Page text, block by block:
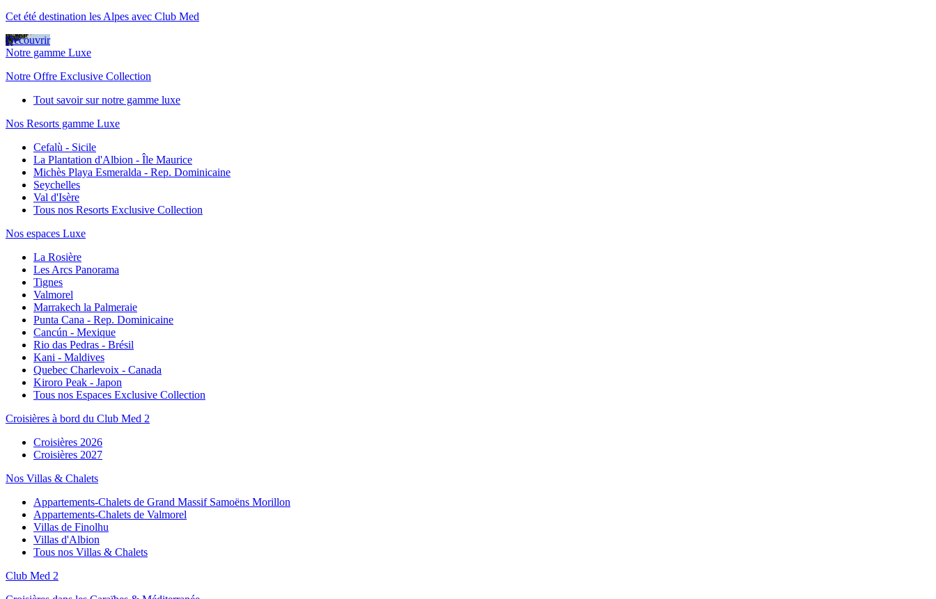
Cet été destination les Alpes avec Club Med
Découvrir
Notre gamme Luxe
Notre Offre Exclusive Collection
Tout savoir sur notre gamme luxe
Nos Resorts gamme Luxe
Cefalù - Sicile
La Plantation d'Albion - Île Maurice
Michès Playa Esmeralda - Rep. Dominicaine
Seychelles
Val d'Isère
Tous nos Resorts Exclusive Collection
Nos espaces Luxe
La Rosière
Les Arcs Panorama
Tignes
Valmorel
Marrakech la Palmeraie
Punta Cana - Rep. Dominicaine
Cancún - Mexique
Rio das Pedras - Brésil
Kani - Maldives
Quebec Charlevoix - Canada
Kiroro Peak - Japon
Tous nos Espaces Exclusive Collection
Croisières à bord du Club Med 2
Croisières 2026
Croisières 2027
Nos Villas & Chalets
Appartements-Chalets de Grand Massif Samoëns Morillon
Appartements-Chalets de Valmorel
Villas de Finolhu
Villas d'Albion
Tous nos Villas & Chalets
Club Med 2